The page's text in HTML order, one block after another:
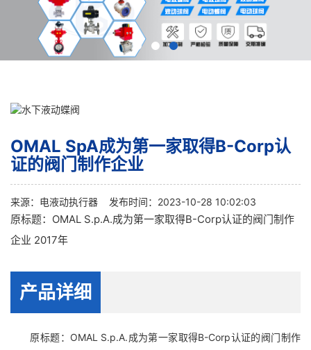
OMAL SpA成为第一家取得B-Corp认
证的阀门制作企业
来源： 电液动执行器 发布时间：2023-10-28 10:02:03
原标题：OMAL S.p.A.成为第一家取得B-Corp认证的阀门制作
企业 2017年
产品详细
原标题：OMAL S.p.A.成为第一家取得B-Corp认证的阀门制作